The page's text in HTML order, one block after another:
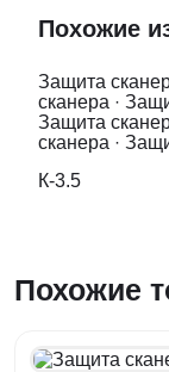
Похожие
Защита
сканера ·
Защита
сканера ·
К-3.5
Похожие